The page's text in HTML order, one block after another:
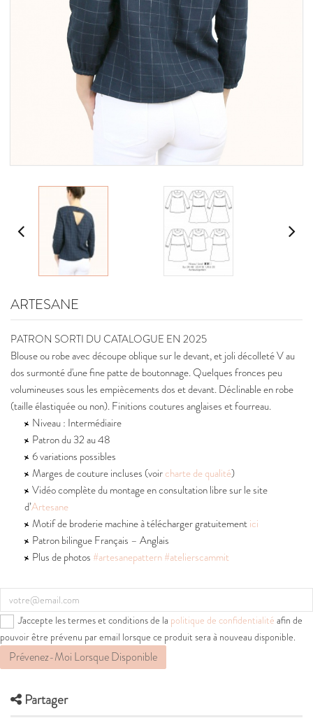
ARTESANE
PATRON SORTI DU CATALOGUE EN 2025
Blouse ou robe avec découpe oblique sur le devant, et joli décolleté V au
dos surmonté d'une fine patte de boutonnage. Quelques fronces peu
volumineuses sous les empiècements dos et devant. Déclinable en robe
(taille élastiquée ou non). Finitions coutures anglaises et fourreau.
Niveau : Intermédiaire
Patron du 32 au 48
6 variations possibles
Marges de couture incluses (voircharte de qualité)
Vidéo complète du montage en consultation libre sur le site
d’Artesane
Motif de broderie machine à télécharger gratuitementici
Patron bilingue Français – Anglais
Plus de photos #artesanepattern#atelierscammit
J'accepte les termes et conditions de la politique de confidentialité afin de
pouvoir être prévenu par email lorsque ce produit sera à nouveau disponible.
Prévenez-Moi Lorsque Disponible
Partager